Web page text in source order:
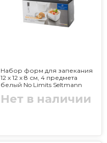
Набор форм для запекания
12 х 12 х 8 см, 4 предмета
белый No Limits Seltmann
Нет в наличии